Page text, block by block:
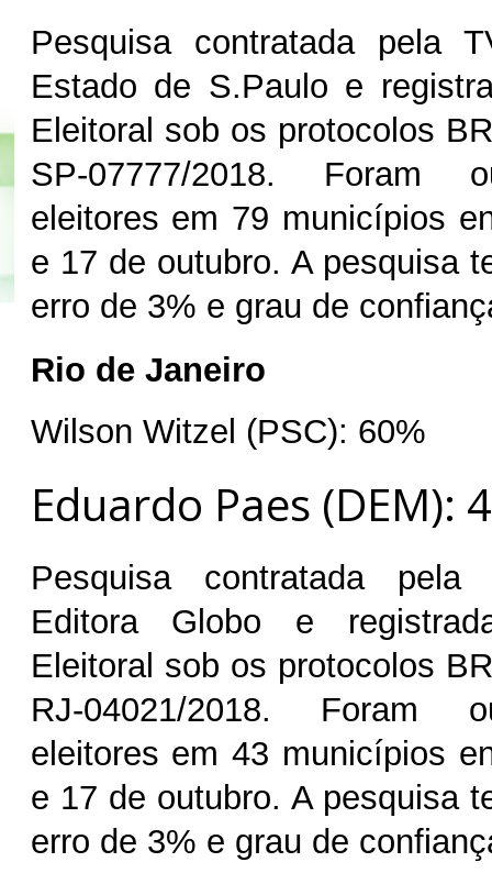
Pesquisa contratada pela
Estado de S.Paulo e
Eleitoral sob os protocolos
SP‐07777/2018. Foram
eleitores em 79 municípios
e 17 de outubro. A pesquisa
erro de 3% e grau de
Rio de Janeiro
Wilson Witzel (PSC): 60%
Eduardo Paes (DEM):
Pesquisa contratada
Editora Globo e
Eleitoral sob os protocolos
RJ-04021/2018. Foram
eleitores em 43 municípios
e 17 de outubro. A pesquisa
erro de 3% e grau de